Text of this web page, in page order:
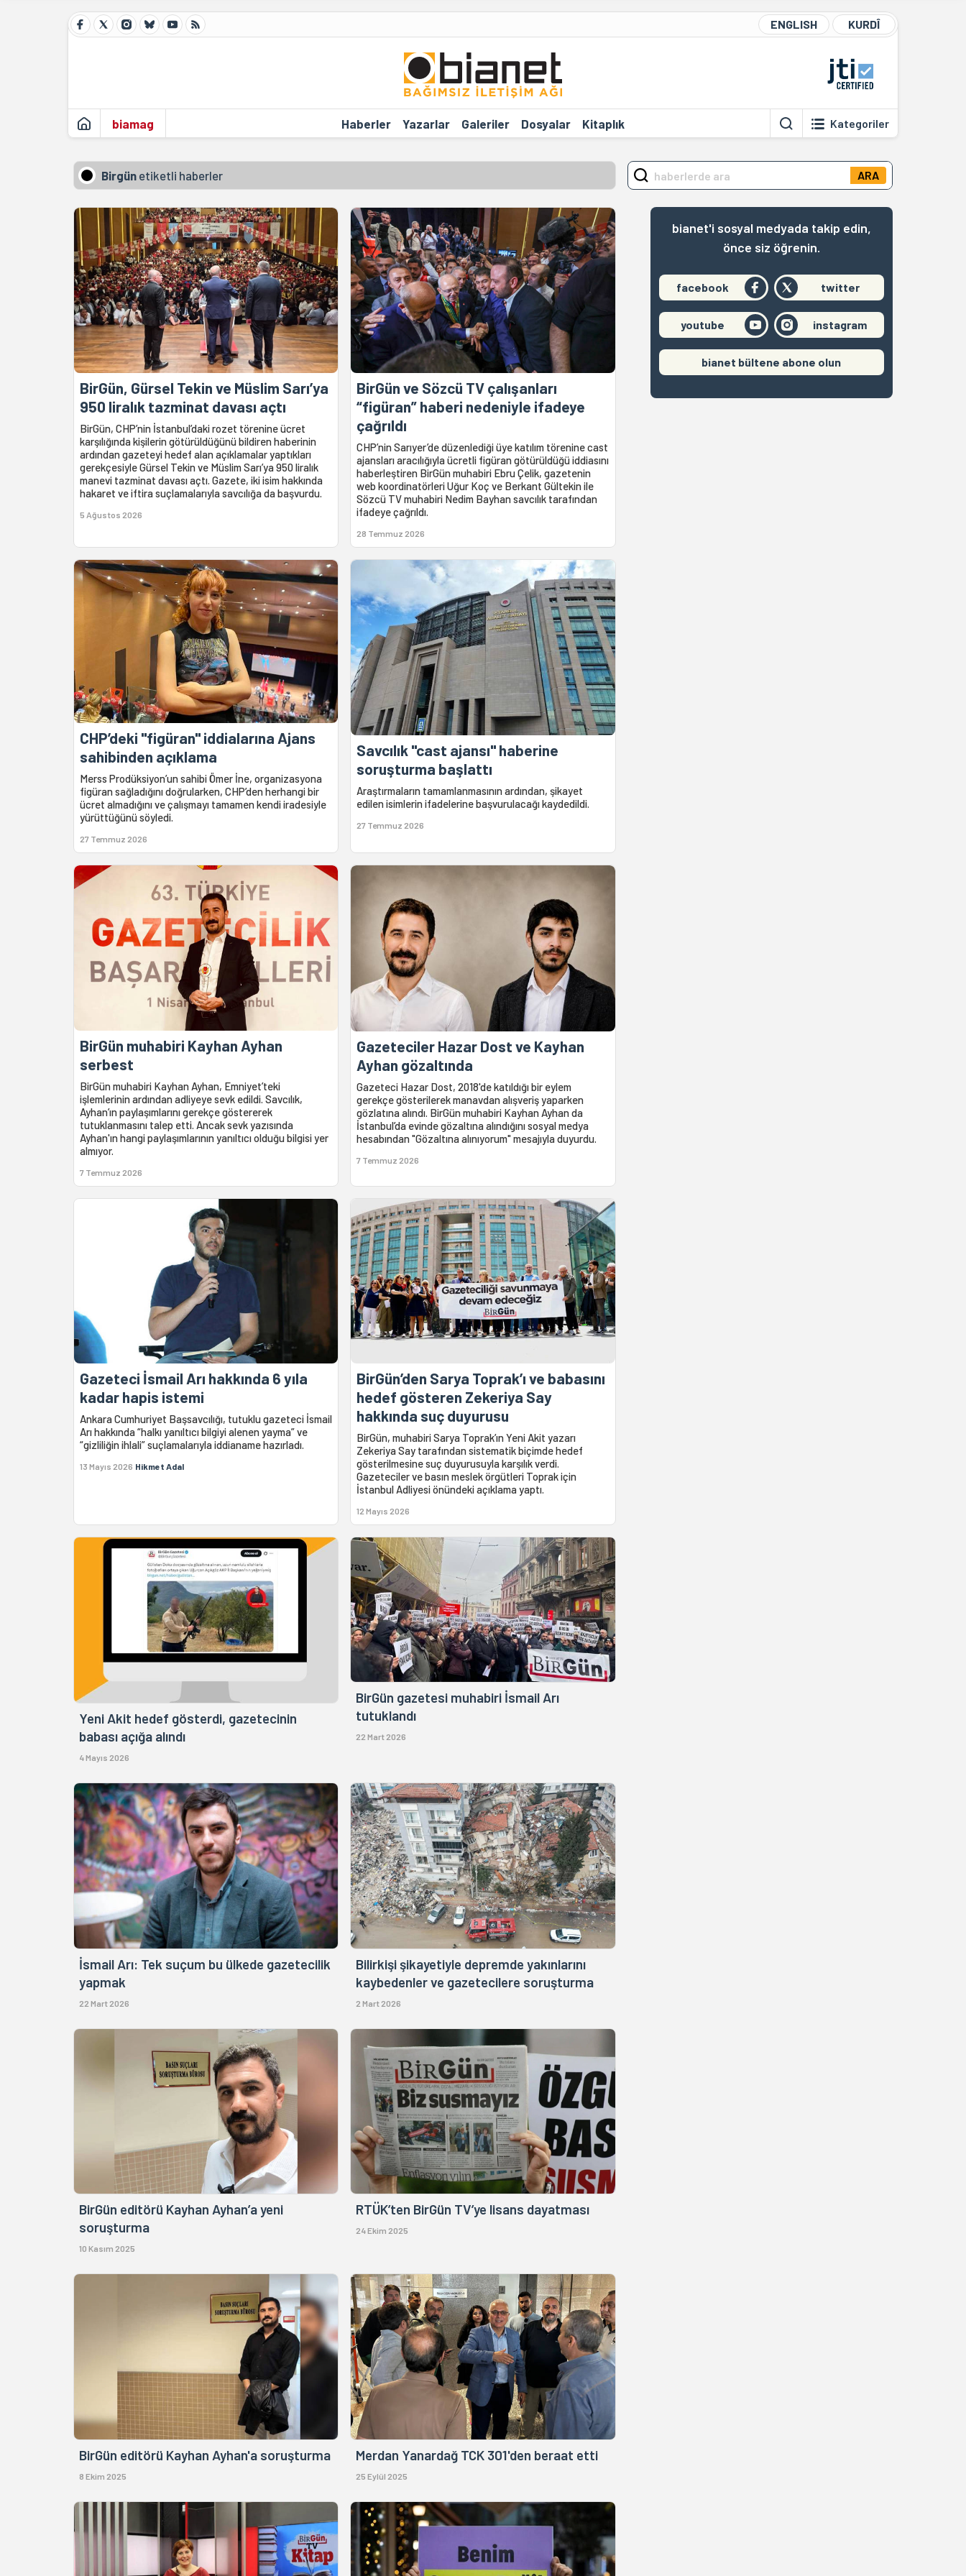
ENGLISH KURDÎ
biamag Haberler Yazarlar Galeriler Dosyalar Kitaplık Kategoriler
Birgün etiketli haberler
BirGün, Gürsel Tekin ve Müslim Sarı’ya
950 liralık tazminat davası açtı
BirGün, CHP’nin İstanbul’daki rozet törenine ücret
karşılığında kişilerin götürüldüğünü bildiren haberinin
ardından gazeteyi hedef alan açıklamalar yaptıkları
gerekçesiyle Gürsel Tekin ve Müslim Sarı’ya 950 liralık
manevi tazminat davası açtı. Gazete, iki isim hakkında
hakaret ve iftira suçlamalarıyla savcılığa da başvurdu.
5 Ağustos 2026
BirGün ve Sözcü TV çalışanları
“figüran” haberi nedeniyle ifadeye
çağrıldı
CHP’nin Sarıyer’de düzenlediği üye katılım törenine cast
ajansları aracılığıyla ücretli figüran götürüldüğü iddiasını
haberleştiren BirGün muhabiri Ebru Çelik, gazetenin
web koordinatörleri Uğur Koç ve Berkant Gültekin ile
Sözcü TV muhabiri Nedim Bayhan savcılık tarafından
ifadeye çağrıldı.
28 Temmuz 2026
CHP’deki "figüran" iddialarına Ajans
sahibinden açıklama
Merss Prodüksiyon’un sahibi Ömer İne, organizasyona
figüran sağladığını doğrularken, CHP’den herhangi bir
ücret almadığını ve çalışmayı tamamen kendi iradesiyle
yürüttüğünü söyledi.
27 Temmuz 2026
Savcılık "cast ajansı" haberine
soruşturma başlattı
Araştırmaların tamamlanmasının ardından, şikayet
edilen isimlerin ifadelerine başvurulacağı kaydedildi.
27 Temmuz 2026
BirGün muhabiri Kayhan Ayhan
serbest
BirGün muhabiri Kayhan Ayhan, Emniyet’teki
işlemlerinin ardından adliyeye sevk edildi. Savcılık,
Ayhan’ın paylaşımlarını gerekçe göstererek
tutuklanmasını talep etti. Ancak sevk yazısında
Ayhan'ın hangi paylaşımlarının yanıltıcı olduğu bilgisi yer
almıyor.
7 Temmuz 2026
Gazeteciler Hazar Dost ve Kayhan
Ayhan gözaltında
Gazeteci Hazar Dost, 2018'de katıldığı bir eylem
gerekçe gösterilerek manavdan alışveriş yaparken
gözlatına alındı. BirGün muhabiri Kayhan Ayhan da
İstanbul’da evinde gözaltına alındığını sosyal medya
hesabından "Gözaltına alınıyorum" mesajıyla duyurdu.
7 Temmuz 2026
Gazeteci İsmail Arı hakkında 6 yıla
kadar hapis istemi
Ankara Cumhuriyet Başsavcılığı, tutuklu gazeteci İsmail
Arı hakkında “halkı yanıltıcı bilgiyi alenen yayma” ve
“gizliliğin ihlali” suçlamalarıyla iddianame hazırladı.
13 Mayıs 2026 Hikmet Adal
BirGün’den Sarya Toprak’ı ve babasını
hedef gösteren Zekeriya Say
hakkında suç duyurusu
BirGün, muhabiri Sarya Toprak’ın Yeni Akit yazarı
Zekeriya Say tarafından sistematik biçimde hedef
gösterilmesine suç duyurusuyla karşılık verdi.
Gazeteciler ve basın meslek örgütleri Toprak için
İstanbul Adliyesi önündeki açıklama yaptı.
12 Mayıs 2026
Yeni Akit hedef gösterdi, gazetecinin
babası açığa alındı
4 Mayıs 2026
BirGün gazetesi muhabiri İsmail Arı
tutuklandı
22 Mart 2026
İsmail Arı: Tek suçum bu ülkede gazetecilik
yapmak
22 Mart 2026
Bilirkişi şikayetiyle depremde yakınlarını
kaybedenler ve gazetecilere soruşturma
2 Mart 2026
BirGün editörü Kayhan Ayhan’a yeni
soruşturma
10 Kasım 2025
RTÜK’ten BirGün TV’ye lisans dayatması
24 Ekim 2025
BirGün editörü Kayhan Ayhan'a soruşturma
8 Ekim 2025
Merdan Yanardağ TCK 301'den beraat etti
25 Eylül 2025
ARA
bianet'i sosyal medyada takip edin,
önce siz öğrenin.
facebook twitter
youtube instagram
bianet bültene abone olun